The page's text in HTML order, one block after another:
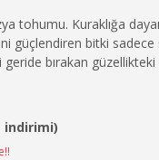
tohumu. Kuraklığa
güçlendiren bitki sadece
bırakan
indirimi)